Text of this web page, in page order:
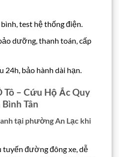
test hệ thống điện.
dưỡng, thanh toán, cấp
24h, bảo hành dài hạn.
Tô – Cứu Hộ Ắc Quy
Tân
tại phường An Lạc khi
tuyến đường đông xe, dễ